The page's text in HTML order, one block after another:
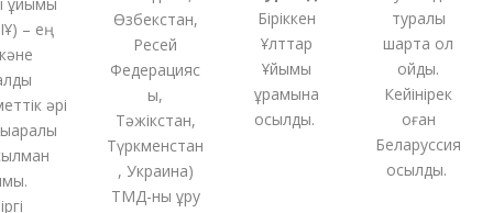
– ең
әрі
Өзбекстан,
Ресей
Федерацияс
ы,
Тәжікстан,
Түркменстан
Украина)
ТМД-нықұру
Біріккен
Ұлттар
Ұйымы
құрамына
қосылды.
туралы
шартқа қол
қойды.
Кейінірек
оған
Беларуссия
қосылды.